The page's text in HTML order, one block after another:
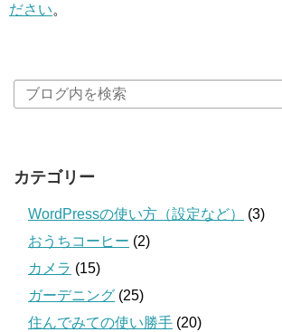
ださい。
カテゴリー
WordPressの使い方（設定など）
(3)
おうちコーヒー (2)
カメラ (15)
ガーデニング (25)
住んでみての使い勝手 (20)